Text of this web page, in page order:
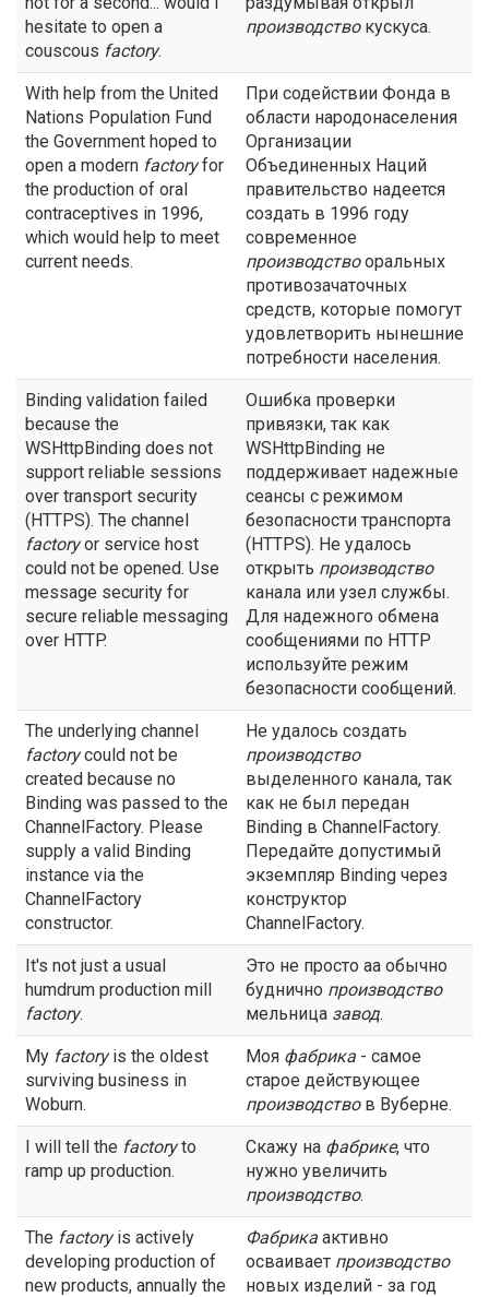
hesitate to open a
couscous factory.
производствокускуса.
With help from the United
Nations Population Fund
the Government hoped to
open a modern factoryfor
the production of oral
contraceptives in 1996,
which would help to meet
current needs.
При содействии Фонда в
области народонаселения
Организации
Объединенных Наций
правительство надеется
создать в 1996 году
современное
производствооральных
противозачаточных
средств, которые помогут
удовлетворить нынешние
потребности населения.
Binding validation failed
because the
WSHttpBinding does not
support reliable sessions
over transport security
(HTTPS). The channel
factoryor service host
could not be opened. Use
message security for
secure reliable messaging
over HTTP.
Ошибка проверки
привязки, так как
WSHttpBinding не
поддерживает надежные
сеансы с режимом
безопасности транспорта
(HTTPS). Не удалось
открыть производство
канала или узел службы.
Для надежного обмена
сообщениями по HTTP
используйте режим
безопасности сообщений.
The underlying channel
factorycould not be
created because no
Binding was passed to the
ChannelFactory. Please
supply a valid Binding
instance via the
ChannelFactory
constructor.
Не удалось создать
производство
выделенного канала, так
как не был передан
Binding в ChannelFactory.
Передайте допустимый
экземпляр Binding через
конструктор
ChannelFactory.
It's not just a usual
humdrum production mill
factory.
Это не просто аа обычно
буднично производство
мельница завод.
My factoryis the oldest
surviving business in
Woburn.
Моя фабрика - самое
старое действующее
производствов Вуберне.
I will tell the factoryto
ramp up production.
Скажу на фабрике, что
нужно увеличить
производство.
The factoryis actively
developing production of
new products, annually the
Фабрика активно
осваивает производство
новых изделий - за год